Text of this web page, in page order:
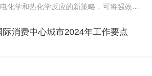
、口腔医学、护理为学校的主干专
都为石家庄医学高等专科学校的优势
技术学院
化学和热化学反应的新策略，可将强效温
潜在的长期用途。研究人员在
消费中心城市2024年工作要点